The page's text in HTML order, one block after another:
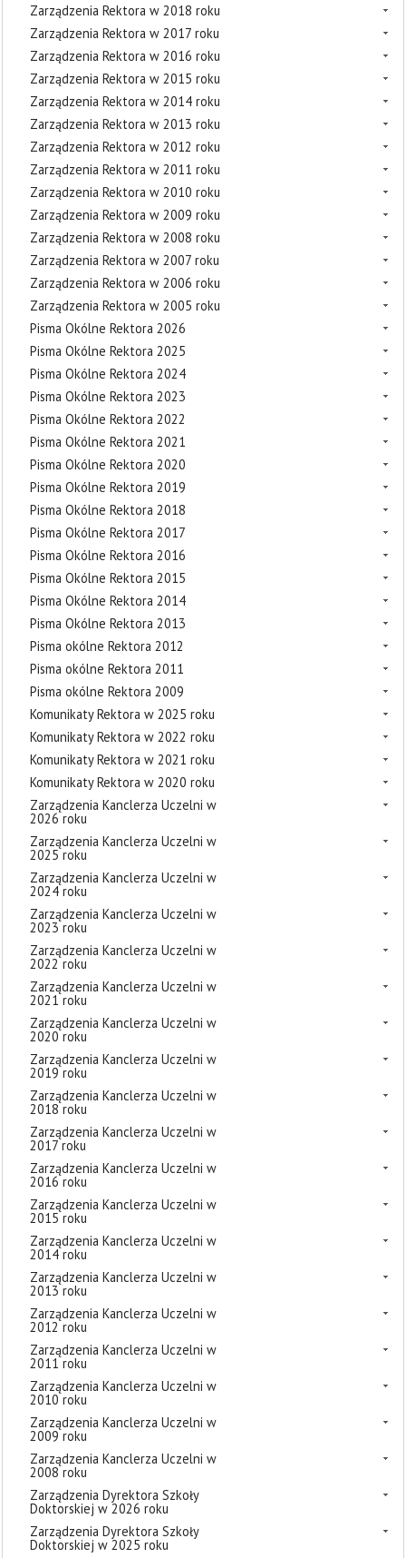
Zarządzenia Rektora w 2018 roku
Zarządzenia Rektora w 2017 roku
Zarządzenia Rektora w 2016 roku
Zarządzenia Rektora w 2015 roku
Zarządzenia Rektora w 2014 roku
Zarządzenia Rektora w 2013 roku
Zarządzenia Rektora w 2012 roku
Zarządzenia Rektora w 2011 roku
Zarządzenia Rektora w 2010 roku
Zarządzenia Rektora w 2009 roku
Zarządzenia Rektora w 2008 roku
Zarządzenia Rektora w 2007 roku
Zarządzenia Rektora w 2006 roku
Zarządzenia Rektora w 2005 roku
Pisma Okólne Rektora 2026
Pisma Okólne Rektora 2025
Pisma Okólne Rektora 2024
Pisma Okólne Rektora 2023
Pisma Okólne Rektora 2022
Pisma Okólne Rektora 2021
Pisma Okólne Rektora 2020
Pisma Okólne Rektora 2019
Pisma Okólne Rektora 2018
Pisma Okólne Rektora 2017
Pisma Okólne Rektora 2016
Pisma Okólne Rektora 2015
Pisma Okólne Rektora 2014
Pisma Okólne Rektora 2013
Pisma okólne Rektora 2012
Pisma okólne Rektora 2011
Pisma okólne Rektora 2009
Komunikaty Rektora w 2025 roku
Komunikaty Rektora w 2022 roku
Komunikaty Rektora w 2021 roku
Komunikaty Rektora w 2020 roku
Zarządzenia Kanclerza Uczelni w
2026 roku
Zarządzenia Kanclerza Uczelni w
2025 roku
Zarządzenia Kanclerza Uczelni w
2024 roku
Zarządzenia Kanclerza Uczelni w
2023 roku
Zarządzenia Kanclerza Uczelni w
2022 roku
Zarządzenia Kanclerza Uczelni w
2021 roku
Zarządzenia Kanclerza Uczelni w
2020 roku
Zarządzenia Kanclerza Uczelni w
2019 roku
Zarządzenia Kanclerza Uczelni w
2018 roku
Zarządzenia Kanclerza Uczelni w
2017 roku
Zarządzenia Kanclerza Uczelni w
2016 roku
Zarządzenia Kanclerza Uczelni w
2015 roku
Zarządzenia Kanclerza Uczelni w
2014 roku
Zarządzenia Kanclerza Uczelni w
2013 roku
Zarządzenia Kanclerza Uczelni w
2012 roku
Zarządzenia Kanclerza Uczelni w
2011 roku
Zarządzenia Kanclerza Uczelni w
2010 roku
Zarządzenia Kanclerza Uczelni w
2009 roku
Zarządzenia Kanclerza Uczelni w
2008 roku
Zarządzenia Dyrektora Szkoły
Doktorskiej w 2026 roku
Zarządzenia Dyrektora Szkoły
Doktorskiej w 2025 roku